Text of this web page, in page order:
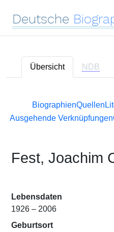
Deutsche
Übersicht NDB
BiographienQuellen
Ausgehende Verknüpfungen
Fest, Joachim
Lebensdaten
1926 – 2006
Geburtsort